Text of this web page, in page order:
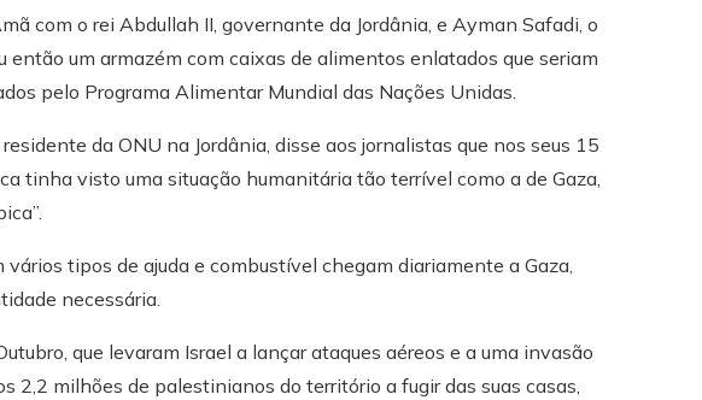
com o rei Abdullah II, governante da Jordânia, e Ayman Safadi, o
então um armazém com caixas de alimentos enlatados que seriam
pelo Programa Alimentar Mundial das Nações Unidas.
da ONU na Jordânia, disse aos jornalistas que nos seus 15
tinha visto uma situação humanitária tão terrível como a de Gaza,
tipos de ajuda e combustível chegam diariamente a Gaza,
necessária.
que levaram Israel a lançar ataques aéreos e a uma invasão
2,2 milhões de palestinianos do território a fugir das suas casas,